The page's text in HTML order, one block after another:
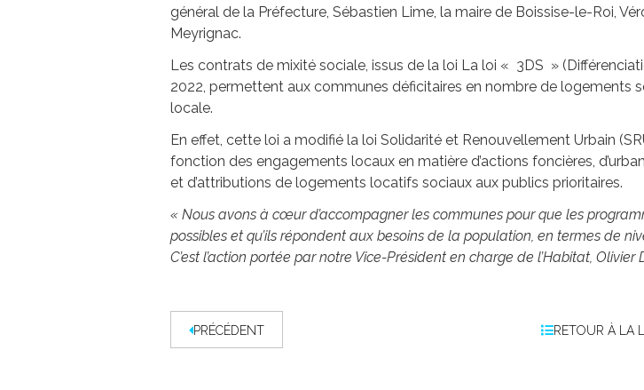
général de la Préfecture, Sébastien Lime, la maire de Boissise-le-Roi,
Meyrignac.
Les contrats de mixité sociale, issus de la loi La loi « 3DS »
2022, permettent aux communes déficitaires en nombre de logements
locale.
En effet, cette loi a modifié la loi Solidarité et Renouvellement Urbain
fonction des engagements locaux en matière d’actions foncières,
et d’attributions de logements locatifs sociaux aux publics prioritaires.
« Nous avons à cœur d’accompagner les communes pour que les
possibles et qu’ils répondent aux besoins de la population, en termes de
C’est l’action portée par notre Vice-Président en charge de l’Habitat, Olivier
PRÉCÉDENT RETOUR À LA